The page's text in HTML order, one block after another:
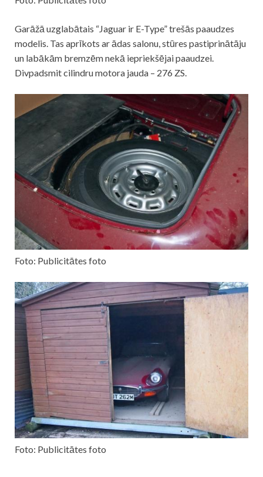
Garāžā uzglabātais “Jaguar ir E-Type” trešās paaudzes
modelis. Tas aprīkots ar ādas salonu, stūres pastiprinātāju
un labākām bremzēm nekā iepriekšējai paaudzei.
Divpadsmit cilindru motora jauda – 276 ZS.
Foto: Publicitātes foto
Foto: Publicitātes foto